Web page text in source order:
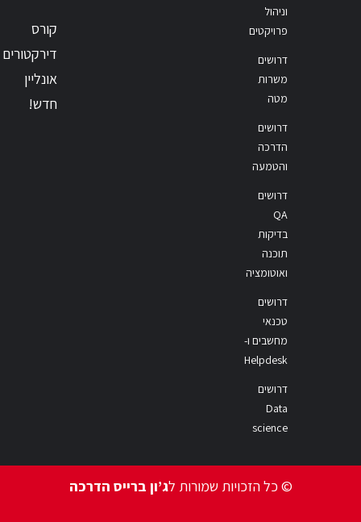
וניהול
פרויקטים
דרושים
משרות
מטה
דרושים
הדרכה
והטמעה
דרושים
QA
בדיקות
תוכנה
ואוטומציה
דרושים
טכנאי
מחשבים ו-
Helpdesk
דרושים
Data
science
קורס
דירקטורים
אונליין
חדש!
© כל הזכויות שמורות לג’ון ברייס הדרכה